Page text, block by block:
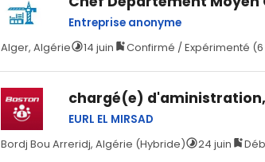
Entreprise anonyme
Alger, Algérie
14 juin Confirmé / Expérimenté (6
chargé(e)
EURL EL MIRSAD
Bordj Bou Arreridj, Algérie (Hybride)
24 juin